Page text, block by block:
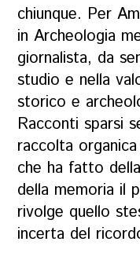
chiunque. Per
in Archeologia
giornalista, da
studio e nella
storico e
Racconti sparsi
raccolta
che ha fatto
della memoria il
rivolge quello
incerta del